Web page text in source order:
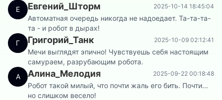
Е
Евгений_Шторм 2025-10-14 18:45:04
Автоматная очередь никогда не надоедает. Та-та-та-
та - и робот в дырах!
Г
Григорий_Танк 2025-10-09 02:12:41
Мечи выглядят эпично! Чувствуешь себя настоящим
самураем, разрубающим робота.
А
Алина_Мелодия 2025-09-22 00:18:48
Робот такой милый, что почти жаль его бить. Почти...
но слишком весело!